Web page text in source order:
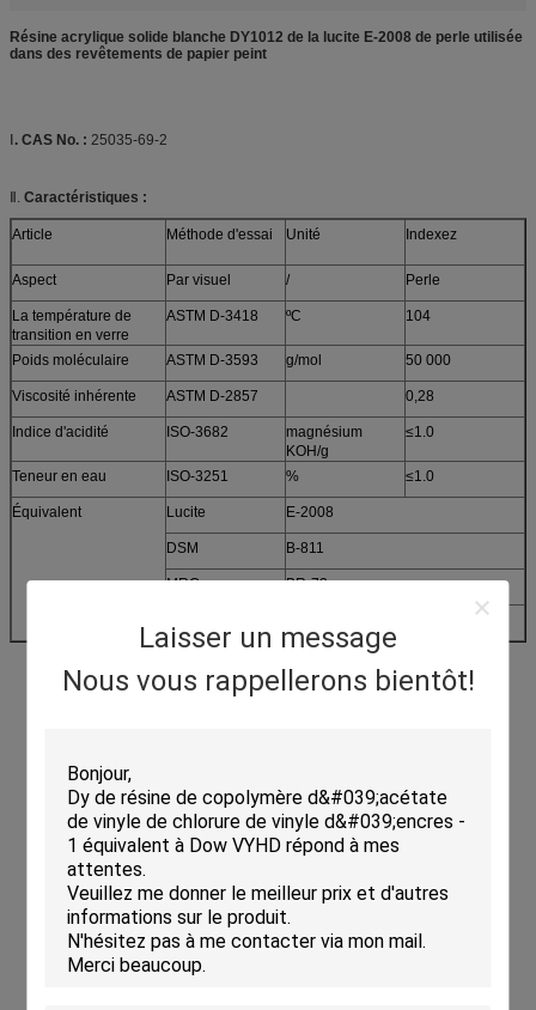
Laisser un message
Nous vous rappellerons bientôt!
Résine acrylique solide blanche DY1012 de la lucite E-2008 de perle utilisée
dans des revêtements de papier peint
Ⅰ. CAS No. : 25035-69-2
Ⅱ. Caractéristiques :
Article Méthode d'essai Unité Indexez
Aspect Par visuel / Perle
La température de
transition en verre
ASTM D-3418 ºC 104
Poids moléculaire ASTM D-3593 g/mol 50 000
Viscosité inhérente ASTM D-2857 0,28
Indice d'acidité ISO-3682
magnésium
KOH/g
≤1.0
Teneur en eau ISO-3251 % ≤1.0
Équivalent Lucite E-2008
DSM B-811
MRC BR-73